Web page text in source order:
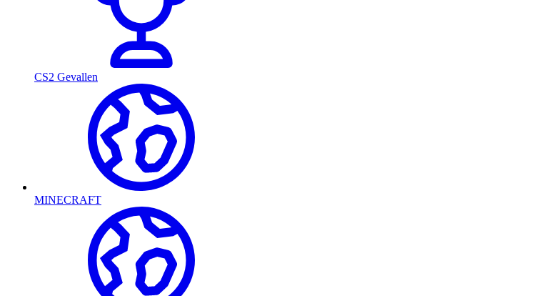
CS2 Gevallen
MINECRAFT